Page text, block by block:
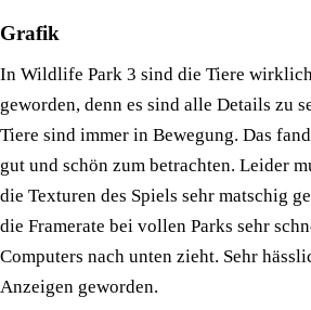
Grafik
In Wildlife Park 3 sind die Tiere
geworden, denn es sind alle Details zu
Tiere sind immer in Bewegung. Das
gut und schön zum betrachten. Leider
die Texturen des Spiels sehr matschig
die Framerate bei vollen Parks sehr
Computers nach unten zieht. Sehr
Anzeigen geworden.